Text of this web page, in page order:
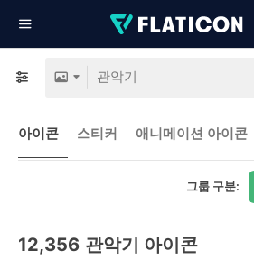
아이콘 스티커 애니메이션 아이콘
그룹 구분:
12,356 관악기 아이콘